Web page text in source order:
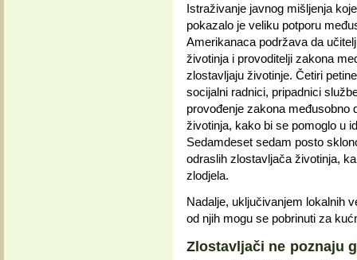
Istraživanje javnog mišljenja
pokazalo je veliku potporu
Amerikanaca podržava da
životinja i provoditelji zakona
zlostavljaju životinje. Četiri
socijalni radnici, pripadnici
provođenje zakona međusobno
životinja, kako bi se pomoglo u
Sedamdeset sedam posto
odraslih zlostavljača životinja,
zlodjela.
Nadalje, uključivanjem lokalnih
od njih mogu se pobrinuti za
Zlostavljači ne poznaju